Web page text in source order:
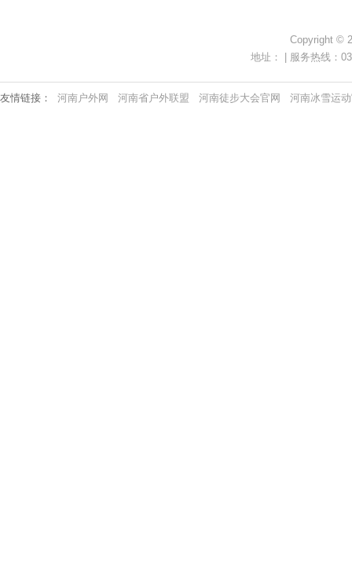
Copyright ©
地址： | 服务热线：
友情链接： 河南户外网 河南省户外联盟 河南徒步大会官网 河南冰雪运